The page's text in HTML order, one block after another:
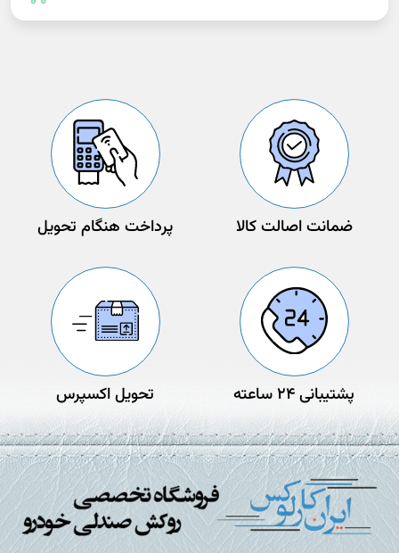
ضمانت اصالت کالا پرداخت هنگام تحویل
پشتیبانی 24 ساعته تحویل اکسپرس